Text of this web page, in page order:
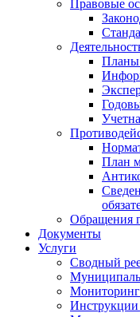
Правовые
Планы
План
Обращения
Документы
Услуги
Сводный
Мониторинг
Инструкции